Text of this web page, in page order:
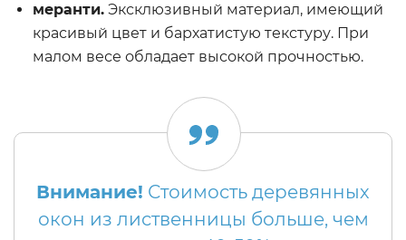
меранти. Эксклюзивный материал, имеющий
красивый цвет и бархатистую текстуру. При
малом весе обладает высокой прочностью.
Внимание! Стоимость деревянных
окон из лиственницы больше, чем